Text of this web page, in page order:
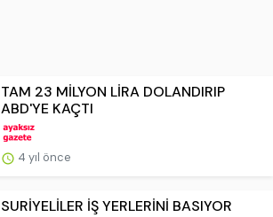
TAM 23 MİLYON LİRA DOLANDIRIP
ABD'YE KAÇTI
4 yıl önce
SURİYELİLER İŞ YERLERİNİ BASIYOR